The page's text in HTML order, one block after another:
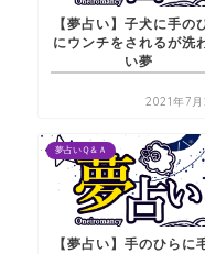
【夢占い】子犬に手の
にウンチをされるが洗
い夢
2021年7月
夢占いＱ＆Ａ
【夢占い】手のひらに